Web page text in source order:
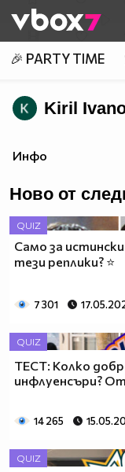
👾
🎉 PARTY TIME
Kiril
Инфо
Ново от
QUIZ
Само за
тези реплики? ⭐
7 301
QUIZ
ТЕСТ: Колко
инфлуенсъри?
14 265
QUIZ